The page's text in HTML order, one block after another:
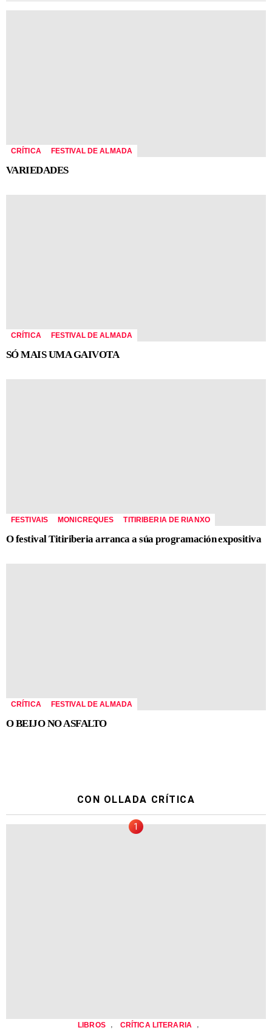
CRÍTICA FESTIVAL DE ALMADA
VARIEDADES
CRÍTICA FESTIVAL DE ALMADA
SÓ MAIS UMA GAIVOTA
FESTIVAIS MONICREQUES TITIRIBERIA DE RIANXO
O festival Titiriberia arranca a súa programación expositiva
CRÍTICA FESTIVAL DE ALMADA
O BEIJO NO ASFALTO
CON OLLADA CRÍTICA
LIBROS , CRÍTICA LITERARIA ,